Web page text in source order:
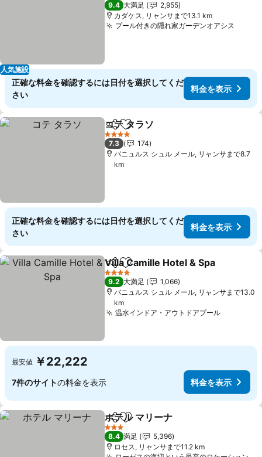
人気施設
9.4 大満足
2,955
カダケス, リャンサまで13.1 km
プール付きの隠れ家ガーデンオアシス
正確な料金を確認するには日付を選択してくだ
さい
料金を表示
シェアお気に入りに追加
コテ タラソ
4 ホテルのランク
7.3
174
バニュルス シュル メール, リャンサまで8.7
km
正確な料金を確認するには日付を選択してくだ
さい
料金を表示
シェアお気に入りに追加
Villa Camille Hotel & Spa
4 ホテルのランク
9.2 大満足
1,066
バニュルス シュル メール, リャンサまで13.0
km
温水インドア・アウトドアプール
最安値 ￥22,222
7件のサイトの料金を表示 料金を表示
シェアお気に入りに追加
ホテル マリーナ
3 ホテルのランク
8.4 満足
5,396
ロセス, リャンサまで11.2 km